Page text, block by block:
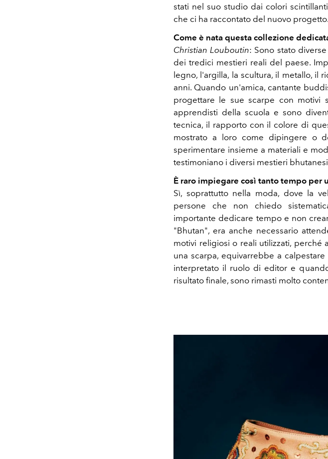
stati nel suo studio dai colori
che ci ha raccontato del nuovo progetto.
Come è nata questa collezione
Christian Louboutin: Sono stato
dei tredici mestieri reali del paese.
legno, l'argilla, la scultura, il metallo, il
anni. Quando un'amica, cantante
progettare le sue scarpe con motivi
apprendisti della scuola e sono
tecnica, il rapporto con il colore di
mostrato a loro come dipingere o
sperimentare insieme a materiali e
testimoniano i diversi mestieri
È raro impiegare così tanto tempo per
Sì, soprattutto nella moda, dove la
persone che non chiedo
importante dedicare tempo e non
"Bhutan", era anche necessario
motivi religiosi o reali utilizzati, perché
una scarpa, equivarrebbe a
interpretato il ruolo di editor e
risultato finale, sono rimasti molto